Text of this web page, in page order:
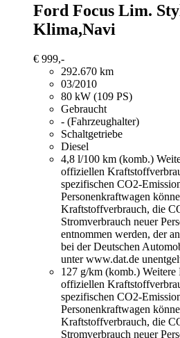
Ford Focus Lim.
Klima,Navi
€ 999,-
292.670 km
03/2010
80 kW (109 PS)
Gebraucht
- (Fahrzeughalter)
Schaltgetriebe
Diesel
4,8 l/100 km (komb.)
offiziellen
spezifischen CO2-
Personenkraftwagen
Kraftstoffverbrauch, die
Stromverbrauch neuer
entnommen werden, der
bei der Deutschen
unter www.dat.de
127 g/km (komb.) Weitere
offiziellen
spezifischen CO2-
Personenkraftwagen
Kraftstoffverbrauch, die
Stromverbrauch neuer